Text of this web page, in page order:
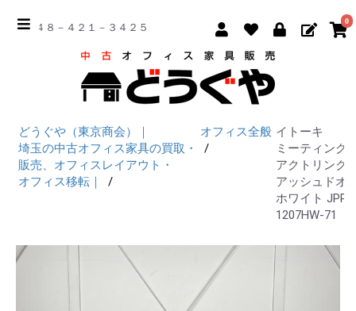
☎ ０４８－４２１－３４２５
0
どうぐや（東京商会）｜
埼玉の中古オフィス家具の買取・
販売、オフィスレイアウト・
オフィス移転｜
オフィス全般 イトーキ
ミーティング
アクトリンク
アッシュドオ
ホワイト JPP-
1207HW-71